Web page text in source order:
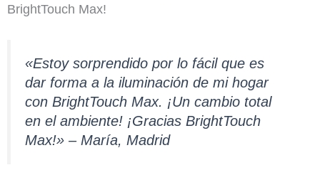
BrightTouch Max!
«Estoy sorprendido por lo fácil que es
dar forma a la iluminación de mi hogar
con BrightTouch Max. ¡Un cambio total
en el ambiente! ¡Gracias BrightTouch
Max!» – María, Madrid